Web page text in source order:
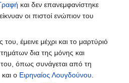
και δεν επανεμφανίστηκε
οι πιστοί ενώπιον του
έμεινε μέχρι και το μαρτύριό
δια της μόνης και
του, όπως συνάγεται από τη
ο Ειρηναίος Λουγδούνου.